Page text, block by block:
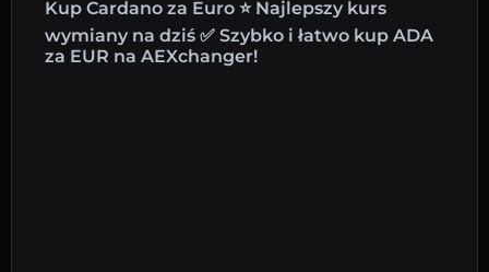
Kup Cardano za Euro ⭐ Najlepszy kurs
wymiany na dziś ✅ Szybko i łatwo kup ADA
za EUR na AEXchanger!